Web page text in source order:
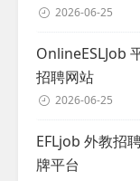
2026-06-25
OnlineESLJob
招聘网站
2026-06-25
EFLjob 外教招
牌平台